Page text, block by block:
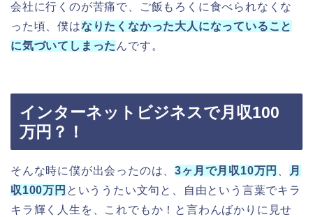
会社に行くのが苦痛で、ご飯もろくに食べられなくな
った頃、僕はなりたくなかった大人になっていること
に気づいてしまった んです。
インターネットビジネスで月収100
万円？！
そんな時に僕が出会ったのは、3ヶ月で月収10万円 、
月
収100万円 といううたい文句と、自由という言葉でキラ
キラ輝く人生を、これでもか！と言わんばかりに見せ